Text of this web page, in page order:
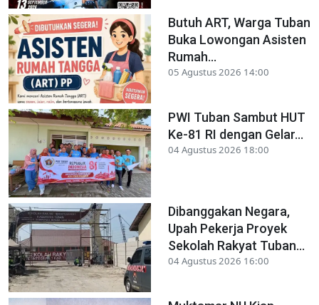
Butuh ART, Warga Tuban
Buka Lowongan Asisten
Rumah...
05 Agustus 2026 14:00
PWI Tuban Sambut HUT
Ke-81 RI dengan Gelar...
04 Agustus 2026 18:00
Dibanggakan Negara,
Upah Pekerja Proyek
Sekolah Rakyat Tuban...
04 Agustus 2026 16:00